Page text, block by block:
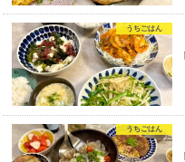
うちごはん
うちごはん